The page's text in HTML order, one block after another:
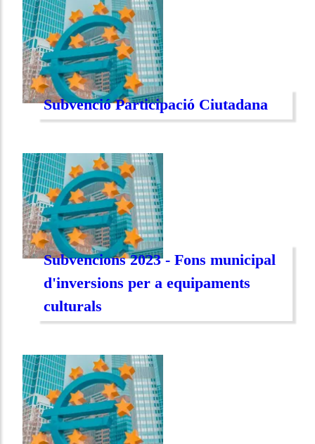
Subvenció Participació Ciutadana
Subvencions 2023 - Fons municipal
d'inversions per a equipaments
culturals